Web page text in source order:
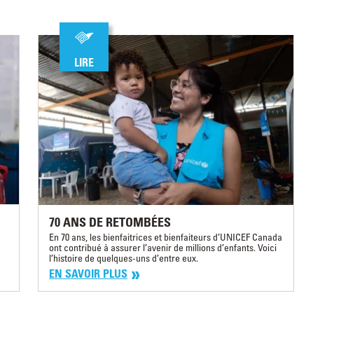
LIRE
70 ANS DE RETOMBÉES
En 70 ans, les bienfaitrices et bienfaiteurs d’UNICEF Canada
ont contribué à assurer l’avenir de millions d’enfants. Voici
l’histoire de quelques-uns d’entre eux.
EN SAVOIR PLUS